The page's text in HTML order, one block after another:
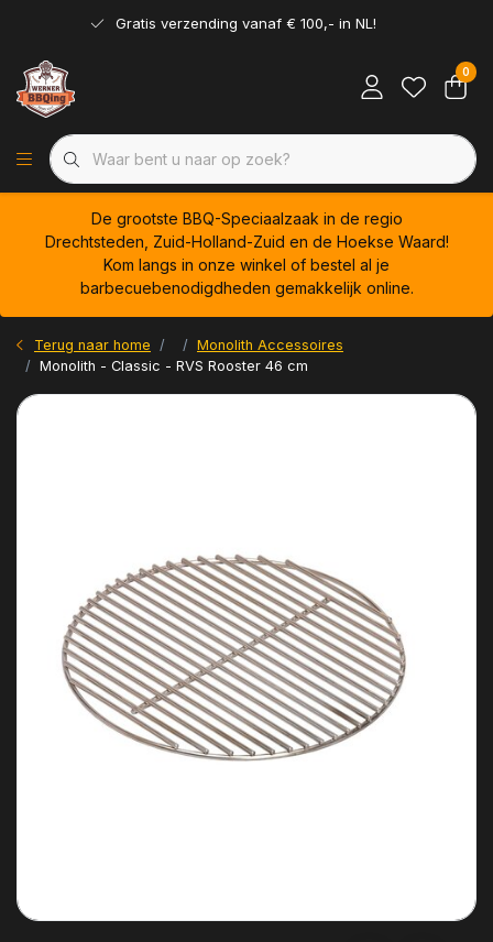
Gratis verzending vanaf € 100,- in NL!
0
De grootste BBQ-Speciaalzaak in de regio
Drechtsteden, Zuid-Holland-Zuid en de Hoekse Waard!
Kom langs in onze winkel of bestel al je
barbecuebenodigdheden gemakkelijk online.
Terug naar home
Monolith Accessoires
Monolith - Classic - RVS Rooster 46 cm